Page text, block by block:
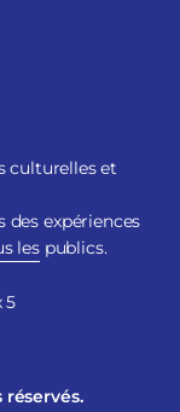
culturelles et
des expériences
les publics.
5